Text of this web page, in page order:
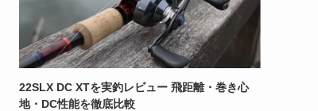
22SLX DC XTを実釣レビュー 飛距離・巻き心
地・DC性能を徹底比較